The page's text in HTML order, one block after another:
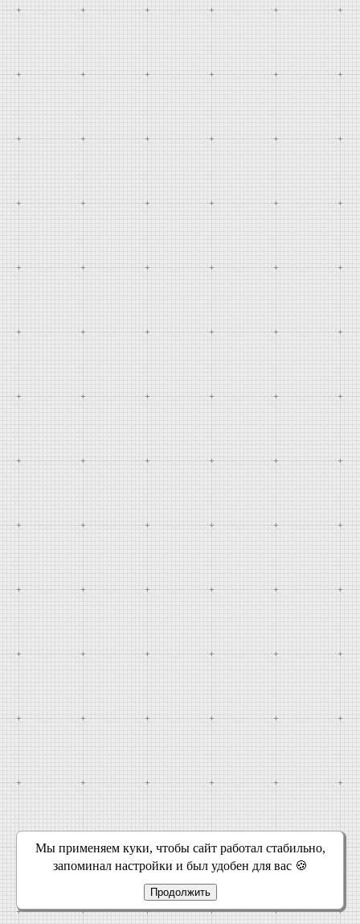
Мы применяем куки, чтобы сайт работал стабильно,
запоминал настройки и был удобен для вас 🍪
Продолжить